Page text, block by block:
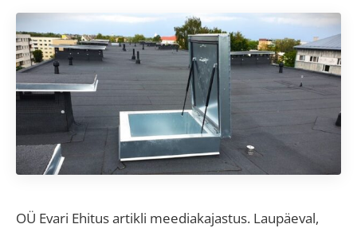
OÜ Evari Ehitus artikli meediakajastus. Laupäeval,